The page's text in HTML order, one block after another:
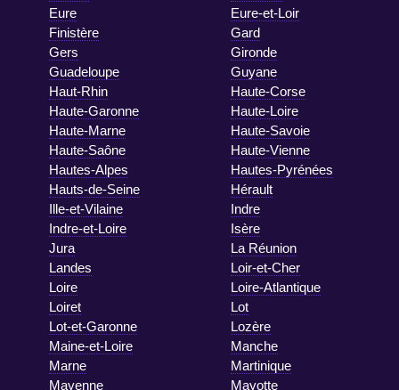
Eure
Eure-et-Loir
Finistère
Gard
Gers
Gironde
Guadeloupe
Guyane
Haut-Rhin
Haute-Corse
Haute-Garonne
Haute-Loire
Haute-Marne
Haute-Savoie
Haute-Saône
Haute-Vienne
Hautes-Alpes
Hautes-Pyrénées
Hauts-de-Seine
Hérault
Ille-et-Vilaine
Indre
Indre-et-Loire
Isère
Jura
La Réunion
Landes
Loir-et-Cher
Loire
Loire-Atlantique
Loiret
Lot
Lot-et-Garonne
Lozère
Maine-et-Loire
Manche
Marne
Martinique
Mayenne
Mayotte